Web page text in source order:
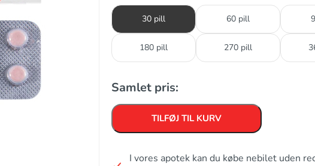
30 pill 60 pill
180 pill 270 pill
Samlet pris:
TILFØJ TIL KURV
I vores apotek kan du købe nebilet uden